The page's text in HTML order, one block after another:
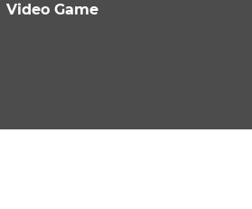
Video Game